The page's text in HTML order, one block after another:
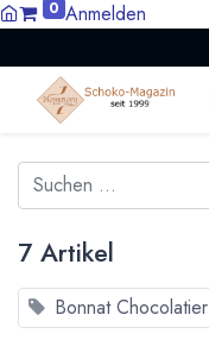
0 Anmelden
7 Artikel
Bonnat Chocolatier